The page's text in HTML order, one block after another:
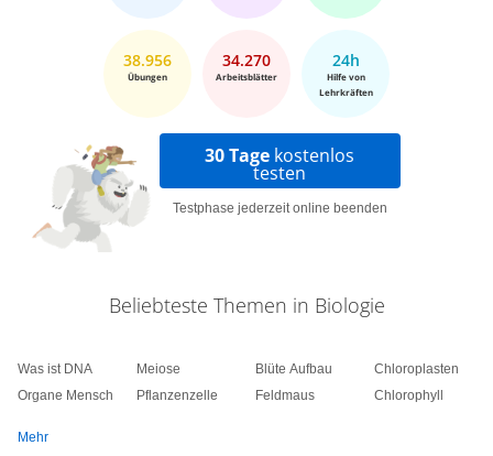
38.956
Übungen
34.270
Arbeitsblätter
24h
Hilfe von
Lehrkräften
30 Tage kostenlos
testen
Testphase jederzeit online beenden
Beliebteste Themen in Biologie
Was ist DNA
Organe Mensch
Meiose
Pflanzenzelle
Blüte Aufbau
Feldmaus
Chloroplasten
Chlorophyll
Mehr